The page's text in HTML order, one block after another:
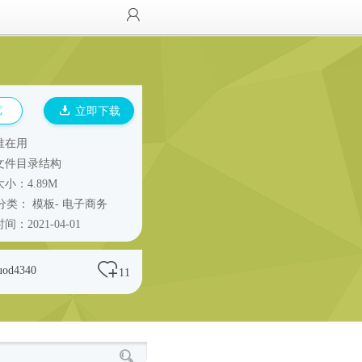
立即下载
在用
件目录结构
小：4.89M
类： 模板- 电子商务
间：2021-04-01
11